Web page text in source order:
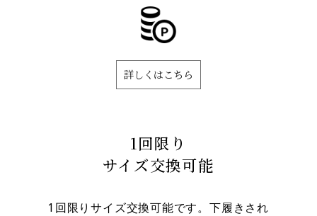
詳しくはこちら
1回限り
サイズ交換可能
1回限りサイズ交換可能です。下履きされ